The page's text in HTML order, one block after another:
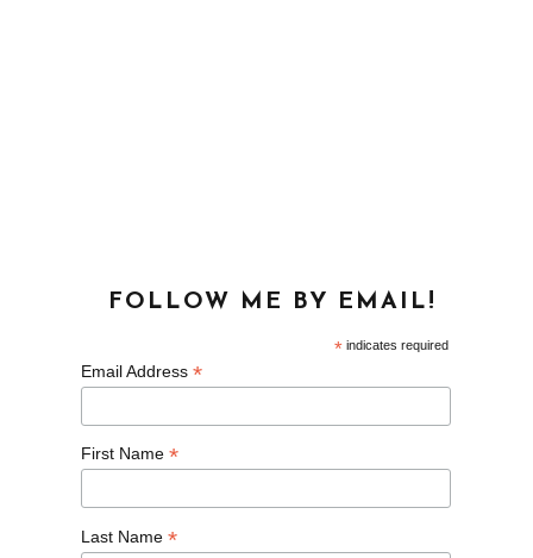
FOLLOW ME BY EMAIL!
*indicates required
Email Address*
First Name*
Last Name*